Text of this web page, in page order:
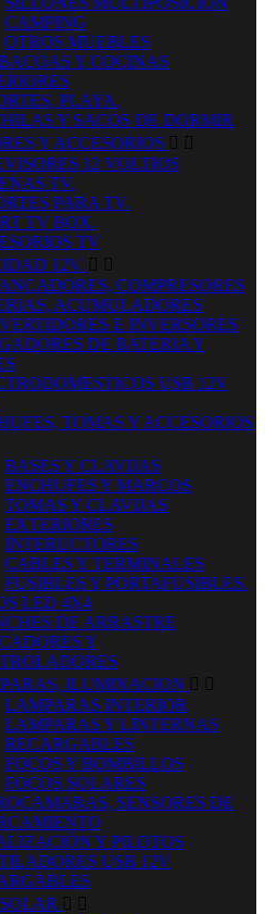
CAMPING
OTROS MUEBLES
Y COCINAS
PLAYA.
Y SACOS DE DORMIR
Y ACCESORIOS  
12 VOLTIOS
TV.
PARA TV.
TV BOX.
TV
12V.  
COMPRESORES
ACUMULADORES
E INVERSORES
DE BATERIA Y
USB 12V
TOMAS Y ACCESORIOS
BASES Y CLAVIJAS
ENCHUFES Y MARCOS
TOMAS Y CLAVIJAS
EXTERIORES
INTERUCTORES
CABLES Y TERMINALES
FUSIBLES Y PORTAFUSIBLES.
LED 4X4
DE ARRASTRE
Y
ILUMINACION  
LAMPARAS INTERIOR
LAMPARAS Y LINTERNAS
RECARGABLES
FOCOS Y BOMBILLOS
FOCOS SOLARES
SENSORES DE
Y PILOTOS
USB 12V
 